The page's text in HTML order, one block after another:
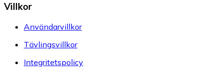
Villkor
Användarvillkor
Tävlingsvillkor
Integritetspolicy